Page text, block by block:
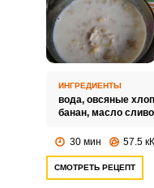
ИНГРЕДИЕНТЫ
вода, овсяные
банан, масло
30 мин 57.5
СМОТРЕТЬ РЕЦЕПТ